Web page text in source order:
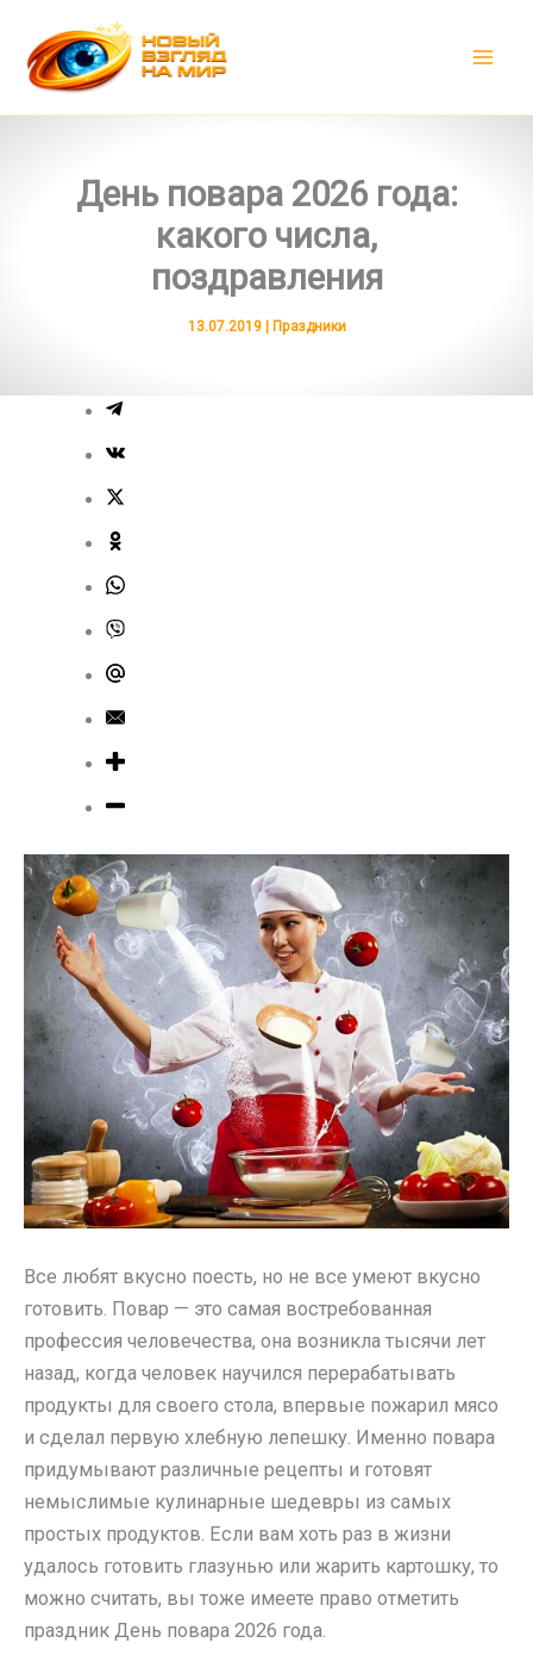
содержимому
День повара 2026 года:
какого числа,
поздравления
13.07.2019 | Праздники
Все любят вкусно поесть, но не все умеют вкусно
готовить. Повар — это самая востребованная
профессия человечества, она возникла тысячи лет
назад, когда человек научился перерабатывать
продукты для своего стола, впервые пожарил мясо
и сделал первую хлебную лепешку. Именно повара
придумывают различные рецепты и готовят
немыслимые кулинарные шедевры из самых
простых продуктов. Если вам хоть раз в жизни
удалось готовить глазунью или жарить картошку, то
можно считать, вы тоже имеете право отметить
праздник День повара 2026 года.